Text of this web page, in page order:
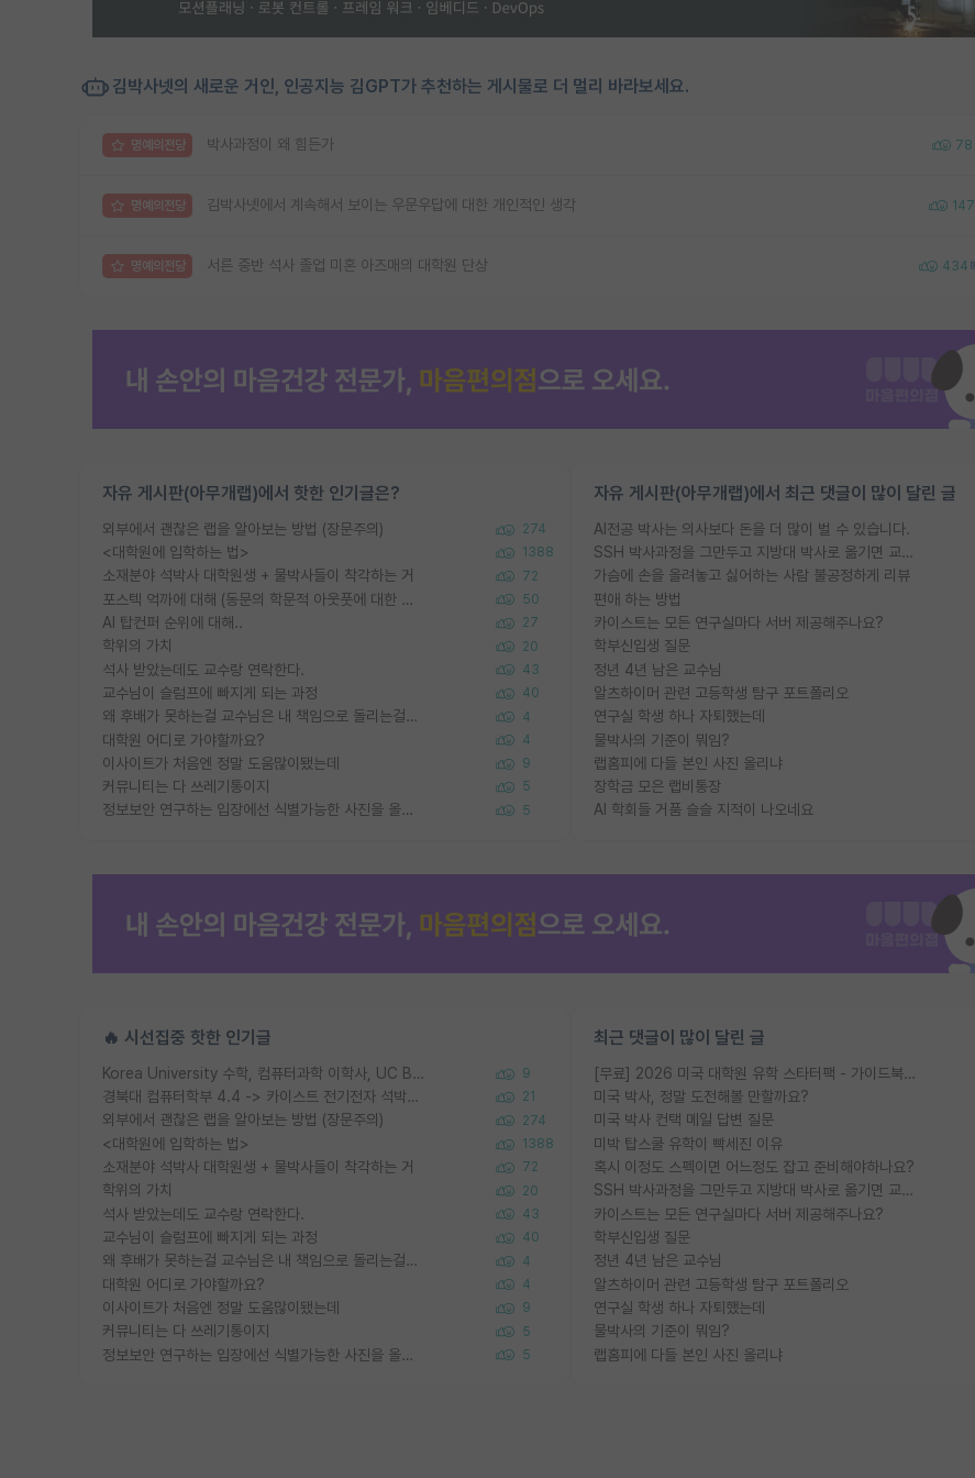
김박사넷의 새로운 거인, 인공지능 김GPT가 추천하는 게시물로 더 멀리 바라보세요.
명예의전당 박사과정이 왜 힘든가 78
명예의전당 김박사넷에서 계속해서 보이는 우문우답에 대한 개인적인 생각 147
명예의전당 서른 중반 석사 졸업 미혼 아즈매의 대학원 단상 434
자유 게시판(아무개랩)에서 핫한 인기글은?
외부에서 괜찮은 랩을 알아보는 방법 (장문주의) 274
<대학원에 입학하는 법> 1388
소재분야 석박사 대학원생 + 물박사들이 착각하는 거 72
포스텍 억까에 대해 (동문의 학문적 아웃풋에 대한 반박) 50
AI 탑컨퍼 순위에 대해.. 27
학위의 가치 20
석사 받았는데도 교수랑 연락한다. 43
교수님이 슬럼프에 빠지게 되는 과정 40
왜 후배가 못하는걸 교수님은 내 책임으로 돌리는걸까요? 4
대학원 어디로 가야할까요? 4
이사이트가 처음엔 정말 도움많이됐는데 9
커뮤니티는 다 쓰레기통이지 5
정보보안 연구하는 입장에선 식별가능한 사진을 올리는건 비추이긴함 5
자유 게시판(아무개랩)에서 최근 댓글이 많이 달린 글
AI전공 박사는 의사보다 돈을 더 많이 벌 수 있습니다.
SSH 박사과정을 그만두고 지방대 박사로 옮기면 교수의 꿈은 끝일까요?
가슴에 손을 올려놓고 싫어하는 사람 불공정하게 리뷰
편애 하는 방법
카이스트는 모든 연구실마다 서버 제공해주나요?
학부신입생 질문
정년 4년 남은 교수님
알츠하이머 관련 고등학생 탐구 포트폴리오
연구실 학생 하나 자퇴했는데
물박사의 기준이 뭐임?
랩홈피에 다들 본인 사진 올리냐
장학금 모은 랩비통장
AI 학회들 거품 슬슬 지적이 나오네요
🔥 시선집중 핫한 인기글
Korea University 수학, 컴퓨터과학 이학사, UC Berkeley 산업공학 대학원 공학박사가 되는 것은 쉽지 않겠죠? 9
경북대 컴퓨터학부 4.4 -> 카이스트 전기전자 석박사통합과정 합격 21
외부에서 괜찮은 랩을 알아보는 방법 (장문주의) 274
<대학원에 입학하는 법> 1388
소재분야 석박사 대학원생 + 물박사들이 착각하는 거 72
학위의 가치 20
석사 받았는데도 교수랑 연락한다. 43
교수님이 슬럼프에 빠지게 되는 과정 40
왜 후배가 못하는걸 교수님은 내 책임으로 돌리는걸까요? 4
대학원 어디로 가야할까요? 4
이사이트가 처음엔 정말 도움많이됐는데 9
커뮤니티는 다 쓰레기통이지 5
정보보안 연구하는 입장에선 식별가능한 사진을 올리는건 비추이긴함 5
최근 댓글이 많이 달린 글
[무료] 2026 미국 대학원 유학 스타터팩 - 가이드북 & 합격자 컨택메일 템플릿
미국 박사, 정말 도전해볼 만할까요?
미국 박사 컨택 메일 답변 질문
미박 탑스쿨 유학이 빡세진 이유
혹시 이정도 스펙이면 어느정도 잡고 준비해야하나요?
SSH 박사과정을 그만두고 지방대 박사로 옮기면 교수의 꿈은 끝일까요?
카이스트는 모든 연구실마다 서버 제공해주나요?
학부신입생 질문
정년 4년 남은 교수님
알츠하이머 관련 고등학생 탐구 포트폴리오
연구실 학생 하나 자퇴했는데
물박사의 기준이 뭐임?
랩홈피에 다들 본인 사진 올리냐